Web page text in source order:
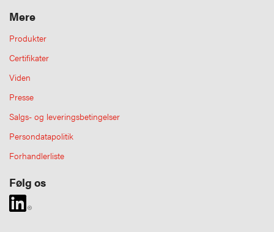
Mere
Produkter
Certifikater
Viden
Presse
Salgs- og leveringsbetingelser
Persondatapolitik
Forhandlerliste
Følg os